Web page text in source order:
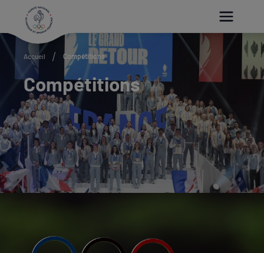
Accueil Compétitions
Compétitions
Paramétrer les cookies